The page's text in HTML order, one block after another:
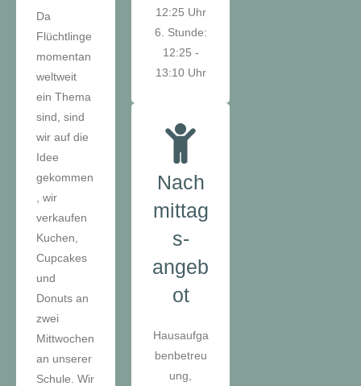
12:25 Uhr
6. Stunde:
12:25 -
13:10 Uhr
Nach
mittag
s-
angeb
ot
Hausaufga
benbetreu
ung,
Da
Flüchtlinge
momentan
weltweit
ein Thema
sind, sind
wir auf die
Idee
gekommen
, wir
verkaufen
Kuchen,
Cupcakes
und
Donuts an
zwei
Mittwochen
an unserer
Schule. Wir